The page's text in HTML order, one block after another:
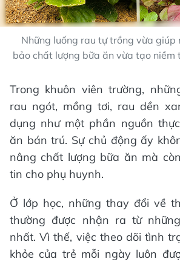
Những luống rau tự trồng vừa giúp
bảo chất lượng bữa ăn vừa tạo niềm
Trong khuôn viên trường,
rau ngót, mồng tơi, rau dền
dụng như một phần nguồn
ăn bán trú. Sự chủ động ấy
nâng chất lượng bữa ăn mà
tin cho phụ huynh.
Ở lớp học, những thay đổi về
thường được nhận ra từ
nhất. Vì thế, việc theo dõi tình
khỏe của trẻ mỗi ngày luôn